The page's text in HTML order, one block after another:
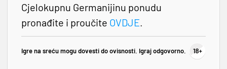
Cjelokupnu Germanijinu ponudu
pronađite i proučite OVDJE.
Igre na sreću mogu dovesti do ovisnosti. Igraj odgovorno.